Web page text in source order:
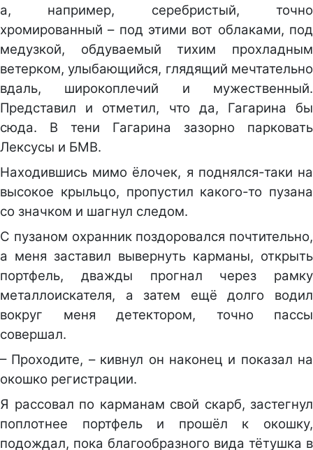
а, например, серебристый, точно
хромированный – под этими вот облаками, под
медузкой, обдуваемый тихим прохладным
ветерком, улыбающийся, глядящий мечтательно
вдаль, широкоплечий и мужественный.
Представил и отметил, что да, Гагарина бы
сюда. В тени Гагарина зазорно парковать
Лексусы и БМВ.
Находившись мимо ёлочек, я поднялся-таки на
высокое крыльцо, пропустил какого-то пузана
со значком и шагнул следом.
С пузаном охранник поздоровался почтительно,
а меня заставил вывернуть карманы, открыть
портфель, дважды прогнал через рамку
металлоискателя, а затем ещё долго водил
вокруг меня детектором, точно пассы
совершал.
– Проходите, – кивнул он наконец и показал на
окошко регистрации.
Я рассовал по карманам свой скарб, застегнул
поплотнее портфель и прошёл к окошку,
подождал, пока благообразного вида тётушка в